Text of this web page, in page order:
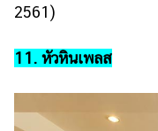
2561)
11. หัวหินเพลส